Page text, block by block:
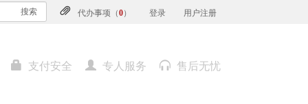
代办事项（0） 登录 用户注册
搜索
支付安全 专人服务 售后无忧